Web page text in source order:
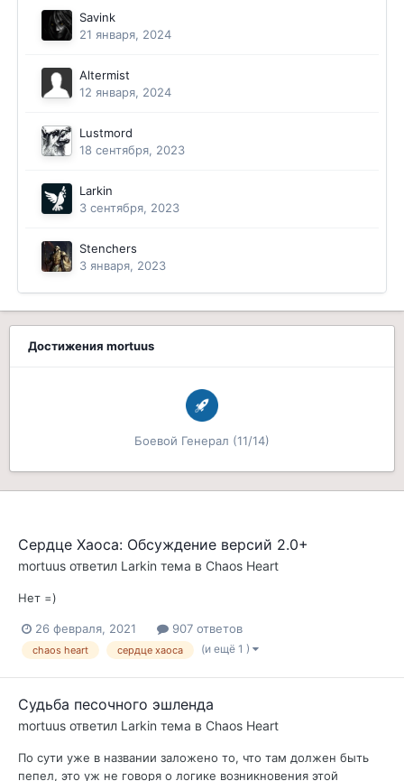
Savink
21 января, 2024
Altermist
12 января, 2024
Lustmord
18 сентября, 2023
Larkin
3 сентября, 2023
Stenchers
3 января, 2023
Достижения mortuus
Боевой Генерал (11/14)
Сердце Хаоса: Обсуждение версий 2.0+
mortuus ответил Larkin тема в Chaos Heart
Нет =)
26 февраля, 2021 907 ответов
chaos heart сердце хаоса (и ещё 1 )
Судьба песочного эшленда
mortuus ответил Larkin тема в Chaos Heart
По сути уже в названии заложено то, что там должен быть
пепел, это уж не говоря о логике возникновения этой